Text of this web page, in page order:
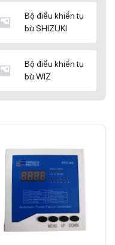
Bộ điều khiển tụ
bù SHIZUKI
Bộ điều khiển tụ
bù WIZ